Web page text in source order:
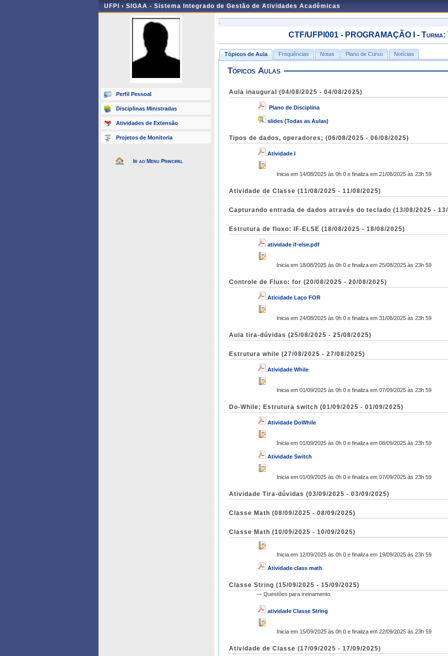
UFPI › SIGAA - Sistema Integrado de Gestão de Atividades Acadêmicas
Perfil Pessoal
Disciplinas Ministradas
Atividades de Extensão
Projetos de Monitoria
Ir ao Menu Principal
-
CTF/UFPI001 - PROGRAMAÇÃO I - Turma:
Tópicos de Aula Frequências Notas Plano de Curso Notícias
Tópicos Aulas
Aula inaugural (04/08/2025 - 04/08/2025)
Plano de Disciplina
slides (Todas as Aulas)
Tipos de dados, operadores; (06/08/2025 - 06/08/2025)
Atividade I
Inicia em 14/08/2025 às 0h 0 e finaliza em 21/08/2025 às 23h 59
Atividade de Classe (11/08/2025 - 11/08/2025)
Capturando entrada de dados através do teclado (13/08/2025 -
Estrutura de fluxo: IF-ELSE (18/08/2025 - 18/08/2025)
atividade if-else.pdf
Inicia em 18/08/2025 às 0h 0 e finaliza em 25/08/2025 às 23h 59
Controle de Fluxo: for (20/08/2025 - 20/08/2025)
Aticidade Laço FOR
Inicia em 24/08/2025 às 0h 0 e finaliza em 31/08/2025 às 23h 59
Aula tira-dúvidas (25/08/2025 - 25/08/2025)
Estrutura while (27/08/2025 - 27/08/2025)
Atividade While
Inicia em 01/09/2025 às 0h 0 e finaliza em 07/09/2025 às 23h 59
Do-While; Estrutura switch (01/09/2025 - 01/09/2025)
Atividade DoWhile
Inicia em 01/09/2025 às 0h 0 e finaliza em 08/09/2025 às 23h 59
Atividade Switch
Inicia em 01/09/2025 às 0h 0 e finaliza em 07/09/2025 às 23h 59
Atividade Tira-dúvidas (03/09/2025 - 03/09/2025)
Classe Math (08/09/2025 - 08/09/2025)
Classe Math (10/09/2025 - 10/09/2025)
Inicia em 12/09/2025 às 0h 0 e finaliza em 19/09/2025 às 23h 59
Atividade class math
Classe String (15/09/2025 - 15/09/2025)
— Questões para treinamento.
atividade Classe String
Inicia em 15/09/2025 às 0h 0 e finaliza em 22/09/2025 às 23h 59
Atividade de Classe (17/09/2025 - 17/09/2025)